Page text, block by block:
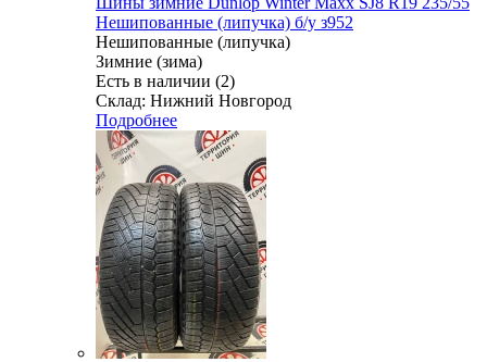
Нешипованные (липучка) б/у з952
Нешипованные (липучка)
Зимние (зима)
Есть в наличии (2)
Склад: Нижний Новгород
Подробнее